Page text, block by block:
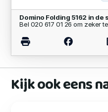
Domino Folding 5162 in de
Bel 020 617 01 26 om zeker
Kijk ook eens